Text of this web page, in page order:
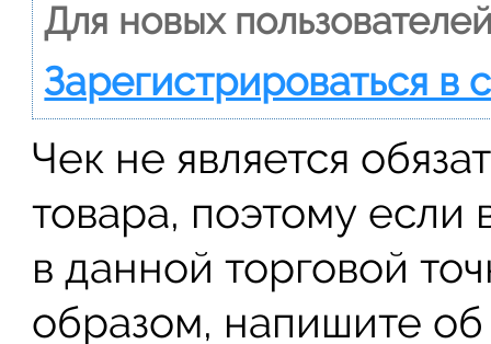
Для новых
Зарегистрироваться в
Чек не является
товара, поэтому если
в данной торговой
образом, напишите